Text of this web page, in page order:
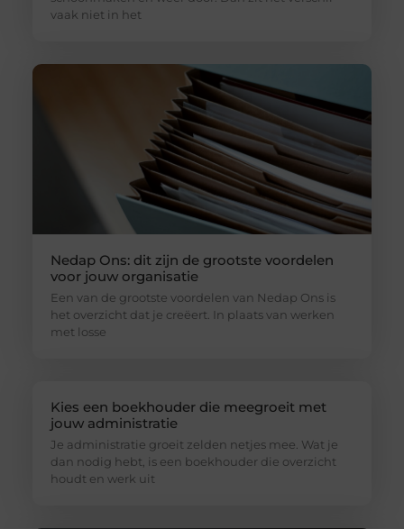
vaak niet in het
Nedap Ons: dit zijn de grootste voordelen
voor jouw organisatie
Een van de grootste voordelen van Nedap Ons is
het overzicht dat je creëert. In plaats van werken
met losse
Kies een boekhouder die meegroeit met
jouw administratie
Je administratie groeit zelden netjes mee. Wat je
dan nodig hebt, is een boekhouder die overzicht
houdt en werk uit